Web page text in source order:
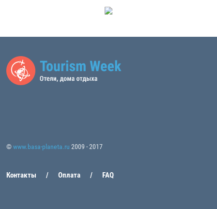
©www.basa-planeta.ru 2009 - 2017
Контакты Оплата FAQ